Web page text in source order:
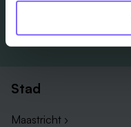
Stad
Maastricht ›